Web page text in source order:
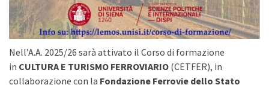
Nell’A.A. 2025/26 sarà attivato il Corso di formazione
in CULTURA E TURISMO FERROVIARIO (CETFER), in
collaborazione con la Fondazione Ferrovie dello Stato